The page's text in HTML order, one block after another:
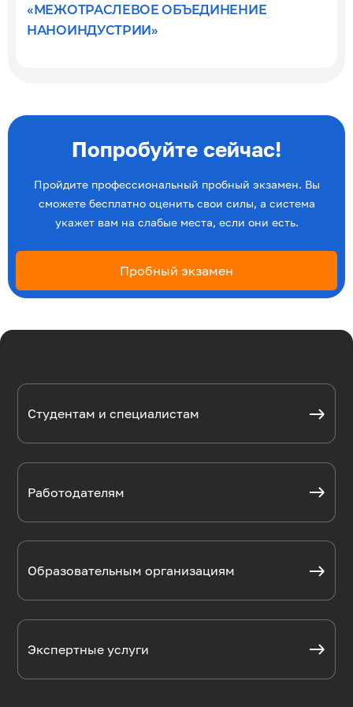
«МЕЖОТРАСЛЕВОЕ ОБЪЕДИНЕНИЕ
НАНОИНДУСТРИИ»
Попробуйте сейчас!
Пройдите профессиональный пробный экзамен. Вы
сможете бесплатно оценить свои силы, а система
укажет вам на слабые места, если они есть.
Пробный экзамен
Студентам и специалистам
Работодателям
Образовательным организациям
Экспертные услуги